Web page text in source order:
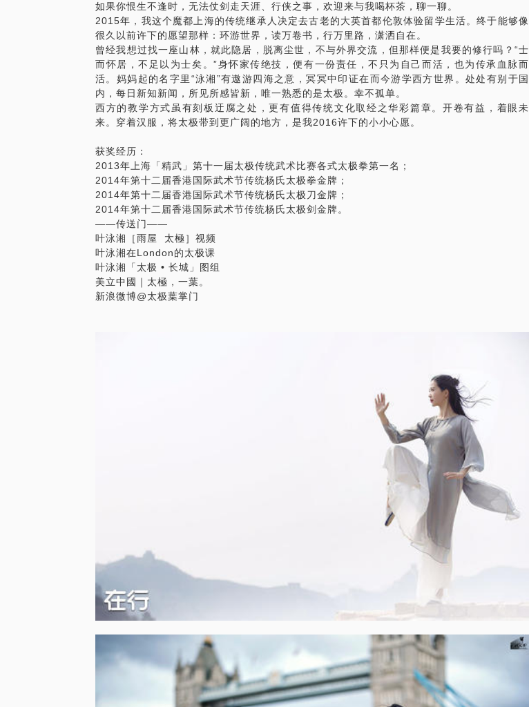
7500元为一位学员一期五行太極班，15个小时，学习的全部费用。
场地茶点免费。
如果你恨生不逢时，无法仗剑走天涯、行侠之事，欢迎来与我喝杯茶，聊一聊。
2015年，我这个魔都上海的传统继承人决定去古老的大英首都伦敦体验留学生活。终于能够像
很久以前许下的愿望那样：环游世界，读万卷书，行万里路，潇洒自在。
曾经我想过找一座山林，就此隐居，脱离尘世，不与外界交流，但那样便是我要的修行吗？“士
而怀居，不足以为士矣。”身怀家传绝技，便有一份责任，不只为自己而活，也为传承血脉而
活。妈妈起的名字里“泳湘”有遨游四海之意，冥冥中印证在而今游学西方世界。处处有别于国
内，每日新知新闻，所见所感皆新，唯一熟悉的是太极。幸不孤单。
西方的教学方式虽有刻板迂腐之处，更有值得传统文化取经之华彩篇章。开卷有益，着眼未
来。穿着汉服，将太极带到更广阔的地方，是我2016许下的小小心愿。
获奖经历：
2013年上海「精武」第十一届太极传统武术比赛各式太极拳第一名；
2014年第十二届香港国际武术节传统杨氏太极拳金牌；
2014年第十二届香港国际武术节传统杨氏太极刀金牌；
2014年第十二届香港国际武术节传统杨氏太极剑金牌。
——传送门——
叶泳湘［雨屋 太極］视频
叶泳湘在London的太极课
叶泳湘「太极 • 长城」图组
美立中國｜太極，一葉。
新浪微博@太极葉掌门